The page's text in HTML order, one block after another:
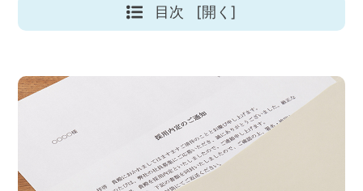
目次 [開く]